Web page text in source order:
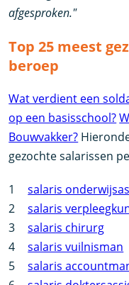
afgesproken."
Top 25 meest
beroep
Wat verdient een
op een basisschool?
Bouwvakker?
gezochte salarissen
1
salaris
2
salaris
3
salaris chirurg
4
salaris vuilnisman
5
salaris